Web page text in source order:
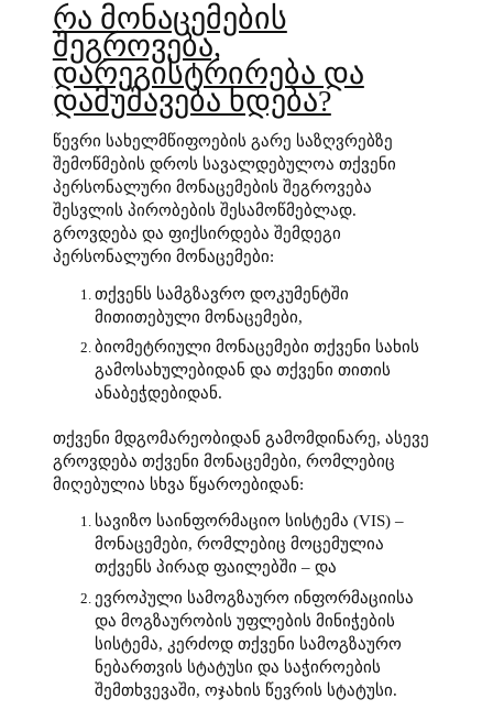
რა მონაცემების
შეგროვება,
დარეგისტრირება და
დამუშავება ხდება?
წევრი სახელმწიფოების გარე საზღვრებზე
შემოწმების დროს სავალდებულოა თქვენი
პერსონალური მონაცემების შეგროვება
შესვლის პირობების შესამოწმებლად.
გროვდება და ფიქსირდება შემდეგი
პერსონალური მონაცემები:
თქვენს სამგზავრო დოკუმენტში
მითითებული მონაცემები,
ბიომეტრიული მონაცემები თქვენი სახის
გამოსახულებიდან და თქვენი თითის
ანაბეჭდებიდან.
თქვენი მდგომარეობიდან გამომდინარე, ასევე
გროვდება თქვენი მონაცემები, რომლებიც
მიღებულია სხვა წყაროებიდან:
სავიზო საინფორმაციო სისტემა (VIS) –
მონაცემები, რომლებიც მოცემულია
თქვენს პირად ფაილებში – და
ევროპული სამოგზაურო ინფორმაციისა
და მოგზაურობის უფლების მინიჭების
სისტემა, კერძოდ თქვენი სამოგზაურო
ნებართვის სტატუსი და საჭიროების
შემთხვევაში, ოჯახის წევრის სტატუსი.